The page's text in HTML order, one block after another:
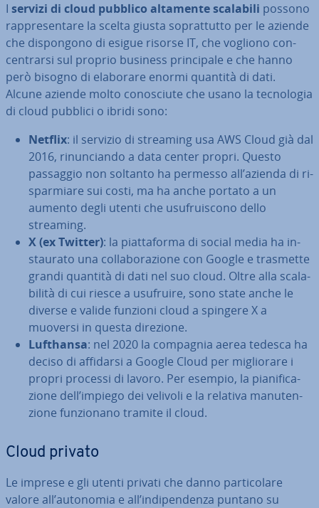
I servizi di cloud pubblico altamente scalabili possono
rap­pre­sen­ta­re la scelta giusta so­prat­tut­to per le aziende
che di­spon­go­no di esigue risorse IT, che vogliono con­
cen­trar­si sul proprio business prin­ci­pa­le e che hanno
però bisogno di elaborare enormi quantità di dati.
Alcune aziende molto co­no­sciu­te che usano la tec­no­lo­gia
di cloud pubblici o ibridi sono:
Netflix: il servizio di streaming usa AWS Cloud già dal
2016, ri­nun­cian­do a data center propri. Questo
passaggio non soltanto ha permesso all’azienda di ri­
spar­mia­re sui costi, ma ha anche portato a un
aumento degli utenti che usu­frui­sco­no dello
streaming.
X (ex Twitter): la piat­ta­for­ma di social media ha in­
stau­ra­to una col­la­bo­ra­zio­ne con Google e trasmette
grandi quantità di dati nel suo cloud. Oltre alla sca­la­
bi­li­tà di cui riesce a usufruire, sono state anche le
diverse e valide funzioni cloud a spingere X a
muoversi in questa direzione.
Lufthansa: nel 2020 la compagnia aerea tedesca ha
deciso di affidarsi a Google Cloud per mi­glio­ra­re i
propri processi di lavoro. Per esempio, la pia­ni­fi­ca­
zio­ne dell’impiego dei velivoli e la relativa ma­nu­ten­
zio­ne fun­zio­na­no tramite il cloud.
Cloud privato
Le imprese e gli utenti privati che danno par­ti­co­la­re
valore all’autonomia e all’in­di­pen­den­za puntano su